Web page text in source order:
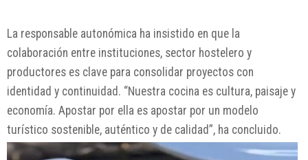
La responsable autonómica ha insistido en que la
colaboración entre instituciones, sector hostelero y
productores es clave para consolidar proyectos con
identidad y continuidad. “Nuestra cocina es cultura, paisaje y
economía. Apostar por ella es apostar por un modelo
turístico sostenible, auténtico y de calidad”, ha concluido.